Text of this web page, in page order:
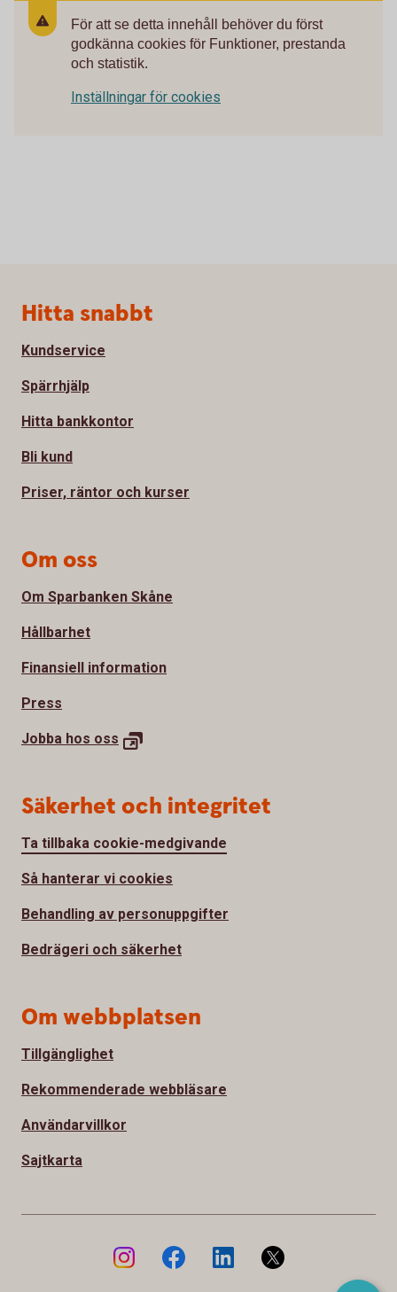
För att se detta innehåll behöver du först
godkänna cookies för Funktioner, prestanda
och statistik.
Inställningar för cookies
Sidfot
Hitta snabbt
Kundservice
Spärrhjälp
Hitta bankkontor
Bli kund
Priser, räntor och kurser
Om oss
Om Sparbanken Skåne
Hållbarhet
Finansiell information
Press
Jobba hos oss
Säkerhet och integritet
Ta tillbaka cookie-medgivande
Så hanterar vi cookies
Behandling av personuppgifter
Bedrägeri och säkerhet
Om webbplatsen
Tillgänglighet
Rekommenderade webbläsare
Användarvillkor
Sajtkarta